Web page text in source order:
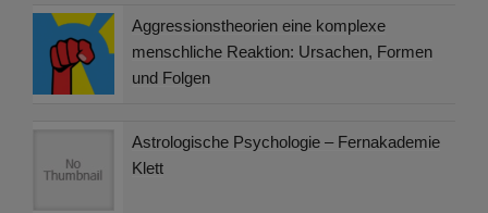
Aggressionstheorien eine komplexe
menschliche Reaktion: Ursachen, Formen
und Folgen
Astrologische Psychologie – Fernakademie
Klett